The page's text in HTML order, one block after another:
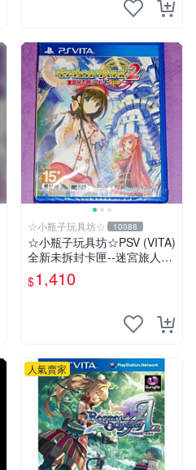
☆小瓶子玩具坊☆ 10088
☆小瓶子玩具坊☆PSV (VITA)
全新未拆封卡匣--迷宮旅人2
王立圖書館與魔物封印
$1,410
人氣賣家